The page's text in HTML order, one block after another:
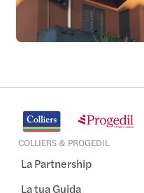
Trilocale Appartamento
COLLIERS & PROGEDIL
La Partnership
La tua Guida